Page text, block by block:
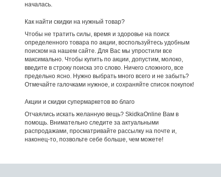
началась.
Как найти скидки на нужный товар?
Чтобы не тратить силы, время и здоровье на поиск
определенного товара по акции, воспользуйтесь удобным
поиском на нашем сайте. Для Вас мы упростили все
максимально. Чтобы купить по акции, допустим, молоко,
введите в строку поиска это слово. Ничего сложного, все
предельно ясно. Нужно выбрать много всего и не забыть?
Отмечайте галочками нужное, и сохраняйте список покупок!
Акции и скидки супермаркетов во благо
Отчаялись искать желанную вещь? SkidkaOnline Вам в
помощь. Внимательно следите за актуальными
распродажами, просматривайте рассылку на почте и,
наконец-то, позвольте себе больше, чем можете!